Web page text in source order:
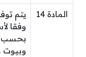
المادة 14
يتم
وفقا
بحسب
وبيوت